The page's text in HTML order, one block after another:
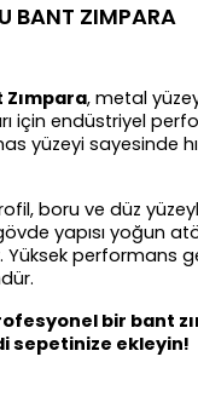
BANT ZIMPARA
Zımpara, metal
için endüstriyel
yüzeyi sayesinde
boru ve düz
yapısı yoğun
Yüksek performans
bir bant
sepetinize ekleyin!